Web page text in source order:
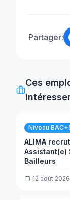
Partager:
Ces
Niveau
ALIMA
Assistant(e)
Bailleurs
12 août 2026